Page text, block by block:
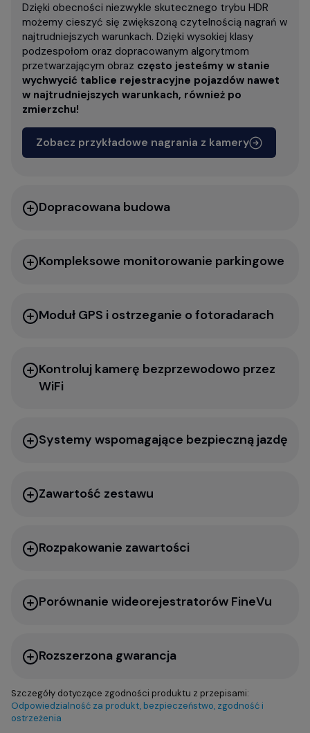
Dzięki obecności niezwykle skutecznego trybu HDR
możemy cieszyć się zwiększoną czytelnością nagrań w
najtrudniejszych warunkach. Dzięki wysokiej klasy
podzespołom oraz dopracowanym algorytmom
przetwarzającym obraz często jesteśmy w stanie
wychwycić tablice rejestracyjne pojazdów nawet
w najtrudniejszych warunkach, również po
zmierzchu!
Zobacz przykładowe nagrania z kamery
Dopracowana budowa
Kompleksowe monitorowanie parkingowe
Moduł GPS i ostrzeganie o fotoradarach
Kontroluj kamerę bezprzewodowo przez
WiFi
Systemy wspomagające bezpieczną jazdę
Zawartość zestawu
Rozpakowanie zawartości
Porównanie wideorejestratorów FineVu
Rozszerzona gwarancja
Szczegóły dotyczące zgodności produktu z przepisami:
Odpowiedzialność za produkt, bezpieczeństwo, zgodność i
ostrzeżenia